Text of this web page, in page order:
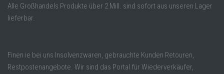
Alle Großhandels Produkte über 2 Mill. sind sofort aus unseren Lager
lieferbar.
Finen ie bei uns Insolvenzwaren, gebrauchte Kunden Retouren,
Restpostenangebote. Wir sind das Portal für Wiederverkäufer,